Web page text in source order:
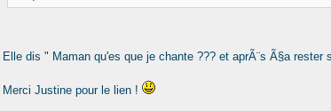
Elle dis " Maman qu'es que je chante ??? et aprÃ¨s Ã§a rester
Merci Justine pour le lien !